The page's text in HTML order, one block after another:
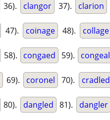
36). clangor 37). clarion
47). coinage 48). collage
58). congaed 59). congeal
69). coronel 70). cradled
80). dangled 81). dangler